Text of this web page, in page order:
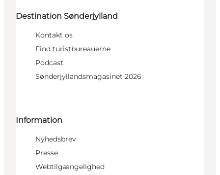
Destination Sønderjylland
Kontakt os
Find turistbureauerne
Podcast
Sønderjyllandsmagasinet 2026
Information
Nyhedsbrev
Presse
Webtilgængelighed